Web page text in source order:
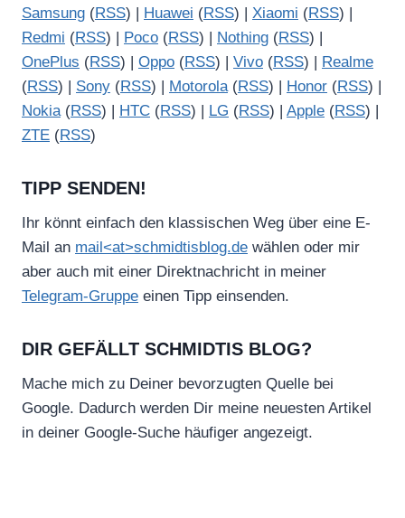
Samsung (RSS) | Huawei (RSS) | Xiaomi (RSS) |
Redmi (RSS) | Poco (RSS) | Nothing (RSS) |
OnePlus (RSS) | Oppo (RSS) | Vivo (RSS) |
Realme
(RSS) | Sony (RSS) | Motorola(RSS) | Honor (RSS) |
Nokia(RSS) | HTC (RSS) | LG (RSS) | Apple (RSS) |
ZTE (RSS)
TIPP SENDEN!
Ihr könnt einfach den klassischen Weg über eine E-
Mail an mail<at>schmidtisblog.de wählen oder mir
aber auch mit einer Direktnachricht in meiner
Telegram-Gruppe einen Tipp einsenden.
DIR GEFÄLLT SCHMIDTIS BLOG?
Mache mich zu Deiner bevorzugten Quelle bei
Google. Dadurch werden Dir meine neuesten Artikel
in deiner Google-Suche häufiger angezeigt.